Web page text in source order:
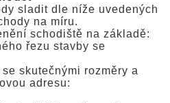
sladit dle níže uvedených
na míru.
schodiště na základě:
řezu stavby se
skutečnými rozměry a
adresu: